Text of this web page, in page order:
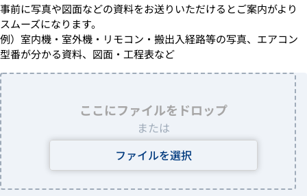
事前に写真や図面などの資料をお送りいただけるとご案内がより
スムーズになります。
例）室内機・室外機・リモコン・搬出入経路等の写真、エアコン
型番が分かる資料、図面・工程表など
ここにファイルをドロップ
または
ファイルを選択